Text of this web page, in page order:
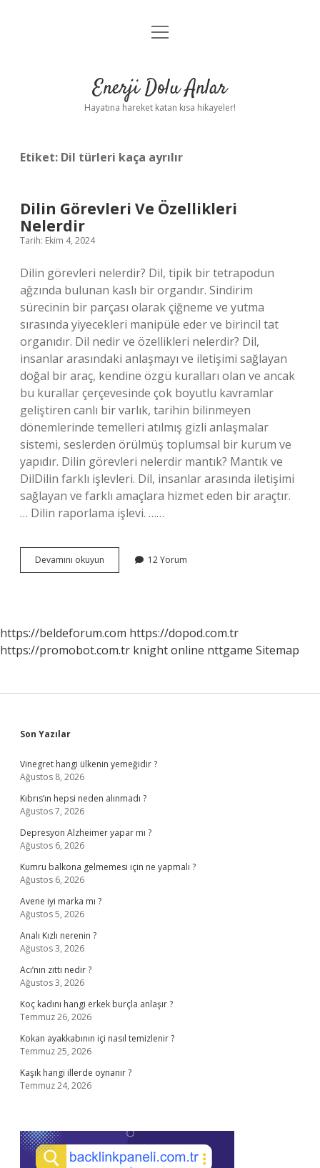
Anasayfa
Yasal Uyarı
menüyü
Enerji Dolu Anlar
Hayatına hareket katan kısa hikayeler!
Etiket: Dil türleri kaça ayrılır
Dilin Görevleri Ve Özellikleri
Nelerdir
Tarih: Ekim 4, 2024
Dilin görevleri nelerdir? Dil, tipik bir tetrapodun
ağzında bulunan kaslı bir organdır. Sindirim
sürecinin bir parçası olarak çiğneme ve yutma
sırasında yiyecekleri manipüle eder ve birincil tat
organıdır. Dil nedir ve özellikleri nelerdir? Dil,
insanlar arasındaki anlaşmayı ve iletişimi sağlayan
doğal bir araç, kendine özgü kuralları olan ve ancak
bu kurallar çerçevesinde çok boyutlu kavramlar
geliştiren canlı bir varlık, tarihin bilinmeyen
dönemlerinde temelleri atılmış gizli anlaşmalar
sistemi, seslerden örülmüş toplumsal bir kurum ve
yapıdır. Dilin görevleri nelerdir mantık? Mantık ve
DilDilin farklı işlevleri. Dil, insanlar arasında iletişimi
sağlayan ve farklı amaçlara hizmet eden bir araçtır.
… Dilin raporlama işlevi. ……
Devamını okuyun
Görevleri
12 Yorum
https://beldeforum.com https://dopod.com.tr
https://promobot.com.tr knight online nttgame Sitemap
Sidebar
Son Yazılar
Vinegret hangi ülkenin yemeğidir ?
Ağustos 8, 2026
Kıbrıs’ın hepsi neden alınmadı ?
Ağustos 7, 2026
Depresyon Alzheimer yapar mı ?
Ağustos 6, 2026
Kumru balkona gelmemesi için ne yapmalı ?
Ağustos 6, 2026
Avene iyi marka mı ?
Ağustos 5, 2026
Analı Kızlı nerenin ?
Ağustos 3, 2026
Acı’nın zıttı nedir ?
Ağustos 3, 2026
Koç kadını hangi erkek burçla anlaşır ?
Temmuz 26, 2026
Kokan ayakkabının içi nasıl temizlenir ?
Temmuz 25, 2026
Kaşık hangi illerde oynanır ?
Temmuz 24, 2026